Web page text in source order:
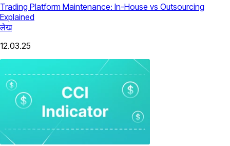
Trading Platform Maintenance: In-House vs Outsourcing
Explained
लेख
12.03.25